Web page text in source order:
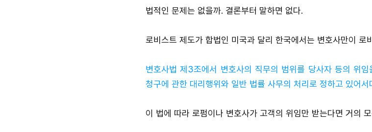
법적인 문제는 없을까. 결론부터 말하면 없다.
로비스트 제도가 합법인 미국과 달리 한국에서는 변호사만이 로
변호사법 제3조에서 변호사의 직무의 범위를 당사자 등의 위
청구에 관한 대리행위와 일반 법률 사무의 처리로 정하고 있어서
이 법에 따라 로펌이나 변호사가 고객의 위임만 받는다면 거의